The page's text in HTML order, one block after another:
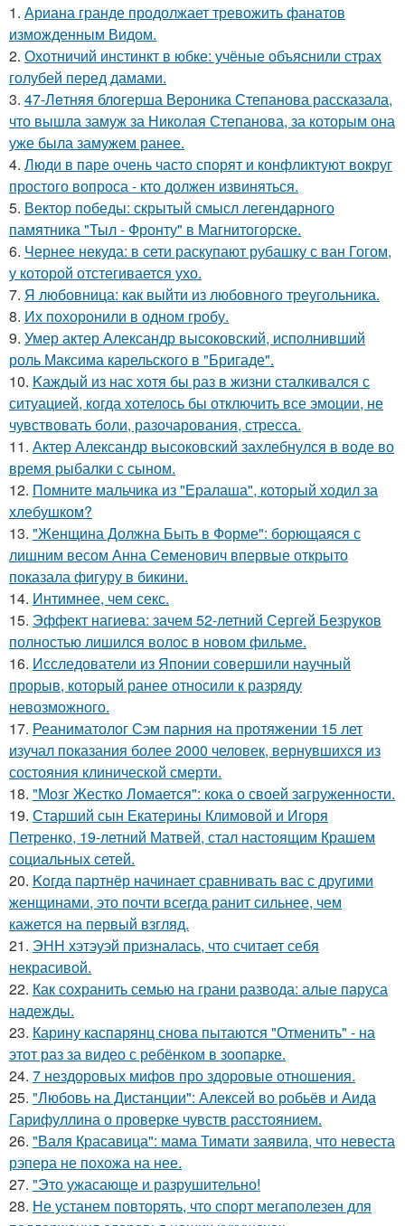
1. Ариана гранде продолжает тревожить фанатов
изможденным Видом.
2. Охотничий инстинкт в юбке: учёные объяснили страх
голубей перед дамами.
3. 47-Лeтняя блoгерша Вероника Степанова рассказала,
что вышла замуж за Николая Степанова, за которым она
уже была замужем ранее.
4. Люди в паре очень часто спорят и конфликтуют вокруг
простого вопроса - кто должен извиняться.
5. Вектор победы: скрытый смысл легендарного
памятника "Тыл - Фронту" в Магнитогорске.
6. Чернее некуда: в сети раскупают рубашку с ван Гогом,
у которой отстегивается ухо.
7. Я любовница: как выйти из любовного треугольника.
8. Их похоронили в одном гробу.
9. Умер актер Александр высоковский, исполнивший
роль Максима карельского в "Бригаде".
10. Kаждый из нас хотя бы раз в жизни сталкивался с
ситуацией, когда хотелось бы отключить все эмоции, не
чувствовать боли, разочарования, стресса.
11. Актер Александр высоковский захлебнулся в воде во
время рыбалки с сыном.
12. Помните мальчика из "Ералаша", который ходил за
хлебушком?
13. "Женщина Должна Быть в Форме": борющаяся с
лишним весом Анна Семенович впервые открыто
показала фигуру в бикини.
14. Интимнее, чем секс.
15. Эффект нагиева: зачем 52-летний Сергей Безруков
полностью лишился волос в новом фильме.
16. Исследователи из Японии совершили научный
прорыв, который ранее относили к разряду
невозможного.
17. Реаниматолог Сэм парния на протяжении 15 лет
изучал показания более 2000 человек, вернувшихся из
состояния клинической смерти.
18. "Мозг Жестко Ломается": кока о своей загруженности.
19. Старший сын Екатерины Климовой и Игоря
Петренко, 19-летний Матвей, стал настоящим Крашем
социальных сетей.
20. Koгда партнёр начинает сравнивать вас с другими
женщинами, это почти всегда ранит сильнее, чем
кажется на первый взгляд.
21. ЭНН хэтэуэй призналась, что считает себя
некрасивой.
22. Как сохранить семью на грани развода: алые паруса
надежды.
23. Карину каспарянц снова пытаются "Отменить" - на
этот раз за видео с ребёнком в зоопарке.
24. 7 нездоровых мифов про здоровые отношения.
25. "Любовь на Дистанции": Алексей во робьёв и Аида
Гарифуллина о проверке чувств расстоянием.
26. "Валя Красавица": мама Тимати заявила, что невеста
рэпера не похожа на нее.
27. "Это ужасающе и разрушительно!
28. Не устанем повторять, что спорт мегаполезен для